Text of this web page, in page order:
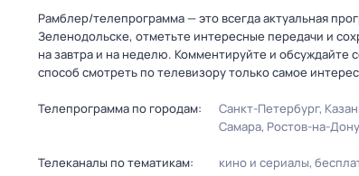
Рамблер/телепрограмма — это всегда актуальная
Зеленодольске, отметьте интересные передачи и
на завтра и на неделю. Комментируйте и
способ смотреть по телевизору только самое
Телепрограмма по городам: Санкт-Петербург
Самара Ростов-на-Дону
Телеканалы по тематикам: кино и сериалы